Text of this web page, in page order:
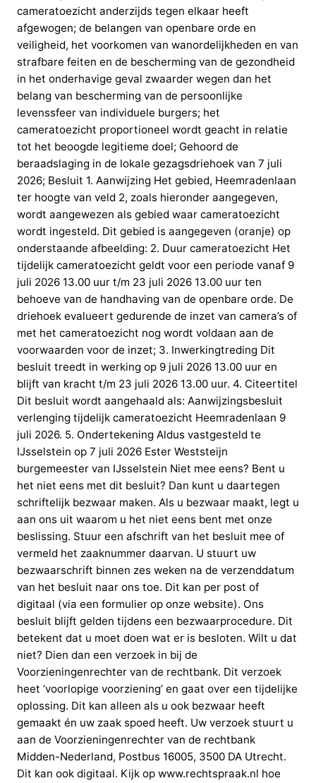
cameratoezicht anderzijds tegen elkaar heeft
afgewogen; de belangen van openbare orde en
veiligheid, het voorkomen van wanordelijkheden en van
strafbare feiten en de bescherming van de gezondheid
in het onderhavige geval zwaarder wegen dan het
belang van bescherming van de persoonlijke
levenssfeer van individuele burgers; het
cameratoezicht proportioneel wordt geacht in relatie
tot het beoogde legitieme doel; Gehoord de
beraadslaging in de lokale gezagsdriehoek van 7 juli
2026; Besluit 1. Aanwijzing Het gebied, Heemradenlaan
ter hoogte van veld 2, zoals hieronder aangegeven,
wordt aangewezen als gebied waar cameratoezicht
wordt ingesteld. Dit gebied is aangegeven (oranje) op
onderstaande afbeelding: 2. Duur cameratoezicht Het
tijdelijk cameratoezicht geldt voor een periode vanaf 9
juli 2026 13.00 uur t/m 23 juli 2026 13.00 uur ten
behoeve van de handhaving van de openbare orde. De
driehoek evalueert gedurende de inzet van camera’s of
met het cameratoezicht nog wordt voldaan aan de
voorwaarden voor de inzet; 3. Inwerkingtreding Dit
besluit treedt in werking op 9 juli 2026 13.00 uur en
blijft van kracht t/m 23 juli 2026 13.00 uur. 4. Citeertitel
Dit besluit wordt aangehaald als: Aanwijzingsbesluit
verlenging tijdelijk cameratoezicht Heemradenlaan 9
juli 2026. 5. Ondertekening Aldus vastgesteld te
IJsselstein op 7 juli 2026 Ester Weststeijn
burgemeester van IJsselstein Niet mee eens? Bent u
het niet eens met dit besluit? Dan kunt u daartegen
schriftelijk bezwaar maken. Als u bezwaar maakt, legt u
aan ons uit waarom u het niet eens bent met onze
beslissing. Stuur een afschrift van het besluit mee of
vermeld het zaaknummer daarvan. U stuurt uw
bezwaarschrift binnen zes weken na de verzenddatum
van het besluit naar ons toe. Dit kan per post of
digitaal (via een formulier op onze website). Ons
besluit blijft gelden tijdens een bezwaarprocedure. Dit
betekent dat u moet doen wat er is besloten. Wilt u dat
niet? Dien dan een verzoek in bij de
Voorzieningenrechter van de rechtbank. Dit verzoek
heet ‘voorlopige voorziening’ en gaat over een tijdelijke
oplossing. Dit kan alleen als u ook bezwaar heeft
gemaakt én uw zaak spoed heeft. Uw verzoek stuurt u
aan de Voorzieningenrechter van de rechtbank
Midden-Nederland, Postbus 16005, 3500 DA Utrecht.
Dit kan ook digitaal. Kijk op www.rechtspraak.nl hoe